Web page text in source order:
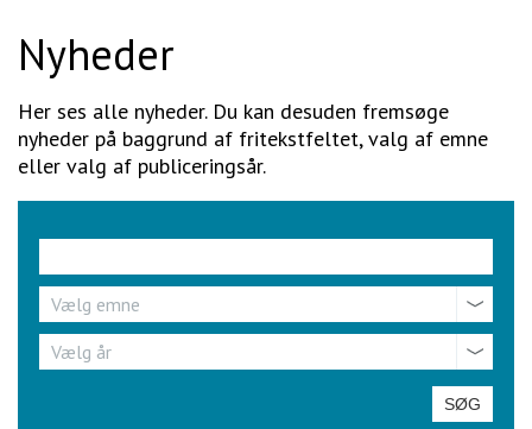
Nyheder
Her ses alle nyheder. Du kan desuden fremsøge
nyheder på baggrund af fritekstfeltet, valg af emne
eller valg af publiceringsår.
Emne
Vælg emne
ÅrVælg år